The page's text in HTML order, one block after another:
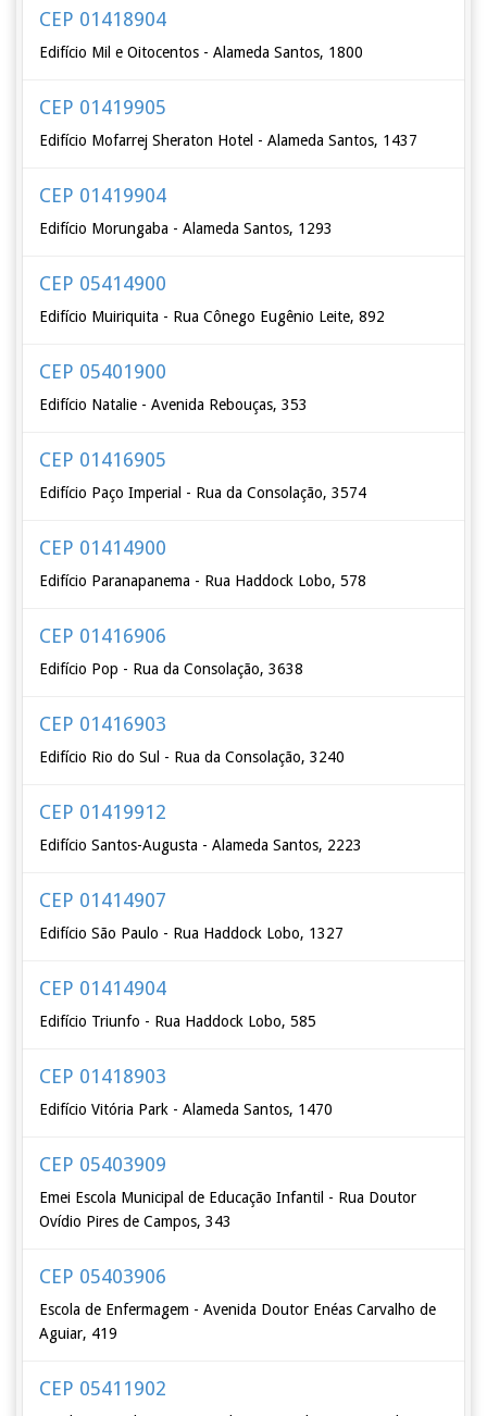
CEP 01418904
Edifício Mil e Oitocentos - Alameda Santos, 1800
CEP 01419905
Edifício Mofarrej Sheraton Hotel - Alameda Santos, 1437
CEP 01419904
Edifício Morungaba - Alameda Santos, 1293
CEP 05414900
Edifício Muiriquita - Rua Cônego Eugênio Leite, 892
CEP 05401900
Edifício Natalie - Avenida Rebouças, 353
CEP 01416905
Edifício Paço Imperial - Rua da Consolação, 3574
CEP 01414900
Edifício Paranapanema - Rua Haddock Lobo, 578
CEP 01416906
Edifício Pop - Rua da Consolação, 3638
CEP 01416903
Edifício Rio do Sul - Rua da Consolação, 3240
CEP 01419912
Edifício Santos-Augusta - Alameda Santos, 2223
CEP 01414907
Edifício São Paulo - Rua Haddock Lobo, 1327
CEP 01414904
Edifício Triunfo - Rua Haddock Lobo, 585
CEP 01418903
Edifício Vitória Park - Alameda Santos, 1470
CEP 05403909
Emei Escola Municipal de Educação Infantil - Rua Doutor
Ovídio Pires de Campos, 343
CEP 05403906
Escola de Enfermagem - Avenida Doutor Enéas Carvalho de
Aguiar, 419
CEP 05411902